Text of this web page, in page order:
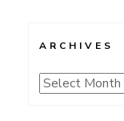
ARCHIVES
Archives